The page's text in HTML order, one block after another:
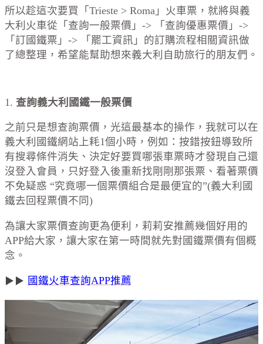
所以趁這次要買「Trieste > Roma」火車票，就將與義
大利火車從「查詢一般票價」-> 「查詢優惠票價」->
「訂國鐵票」-> 「罷工資訊」的訂購流程相關資訊做
了總整理，希望能幫助想來義大利自助旅行的朋友們。
1. 查詢義大利國鐵一般票價
之前只是想查詢票價，光這最基本的操作，我就可以在
義大利國鐵網站上耗1個小時，例如：按錯按鈕導致所
有搜尋條件消失、決定好要買哪張車票時才發現自己還
沒登入會員，只好登入後重新找剛剛那張票、看著票價
不免疑惑 “究竟哪一個票價組合是最便宜的”(義大利國
鐵去回程票價不同)
為讓大家票價查詢更為便利，莉莉安推薦幾個好用的
APP給大家，讓大家在第一時間就先對國鐵票價有個概
念。
▶ ▶ 國鐵火車查詢APP推薦